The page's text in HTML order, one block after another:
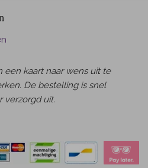
een kaart naar wens uit te
De bestelling is snel
verzorgd uit.